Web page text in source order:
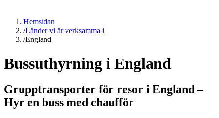
Hemsidan
/Länder vi är verksamma i
/England
Bussuthyrning i England
Grupptransporter för resor i England –
Hyr en buss med chaufför